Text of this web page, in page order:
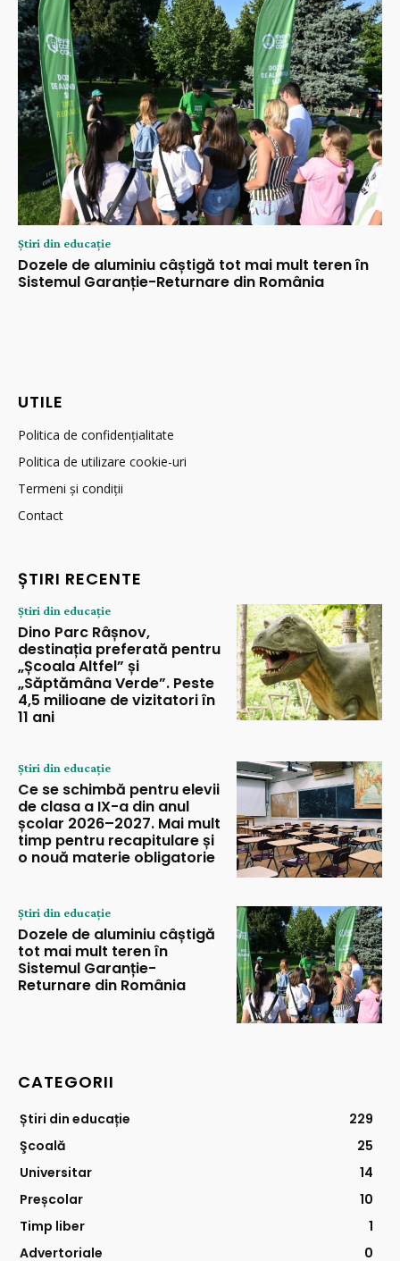
Știri din educație
Dozele de aluminiu câștigă tot mai mult teren în
Sistemul Garanție-Returnare din România
UTILE
Politica de confidențialitate
Politica de utilizare cookie-uri
Termeni și condiții
Contact
ȘTIRI RECENTE
Știri din educație
Dino Parc Râșnov,
destinația preferată pentru
„Școala Altfel” și
„Săptămâna Verde”. Peste
4,5 milioane de vizitatori în
11 ani
Știri din educație
Ce se schimbă pentru elevii
de clasa a IX-a din anul
școlar 2026–2027. Mai mult
timp pentru recapitulare și
o nouă materie obligatorie
Știri din educație
Dozele de aluminiu câștigă
tot mai mult teren în
Sistemul Garanție-
Returnare din România
CATEGORII
Știri din educație
229
Şcoală
25
Universitar
14
Preșcolar
10
Timp liber
1
Advertoriale
0